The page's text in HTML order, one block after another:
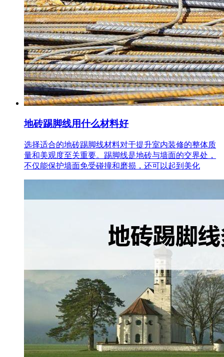
地砖踢脚线用什么材料好
选择适合的地砖踢脚线材料对于提升室内装修的整体质
量和美观度至关重要。踢脚线是地砖与墙面的交界处，
不仅能保护墙面免受碰撞和磨损，还可以起到美化